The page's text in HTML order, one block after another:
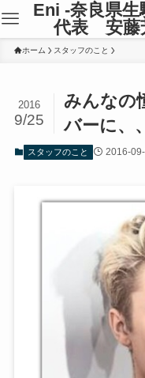
Eni -奈良県
代表 安藤
ホーム スタッフのこと
みんなの
バーに、
2016
9/25
スタッフのこと 2016-